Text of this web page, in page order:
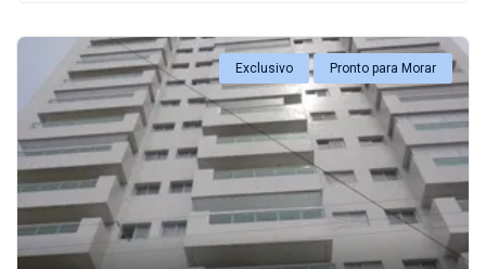
Exclusivo Pronto para Morar